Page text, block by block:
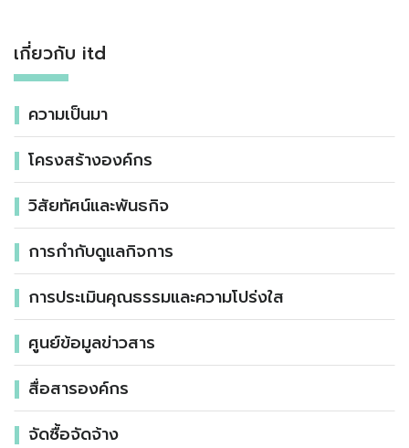
เกี่ยวกับ itd
ความเป็นมา
โครงสร้างองค์กร
วิสัยทัศน์และพันธกิจ
การกำกับดูแลกิจการ
การประเมินคุณธรรมและความโปร่งใส
ศูนย์ข้อมูลข่าวสาร
สื่อสารองค์กร
จัดซื้อจัดจ้าง